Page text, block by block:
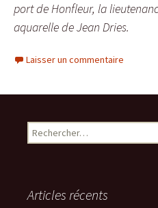
port de Honfleur, la
aquarelle de Jean Dries.
Laisser un commentaire
Rechercher :
Articles récents